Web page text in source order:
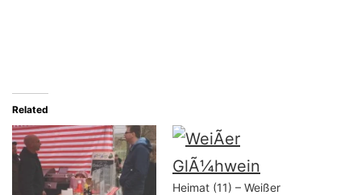
Related
Heimat (11) – Weißer